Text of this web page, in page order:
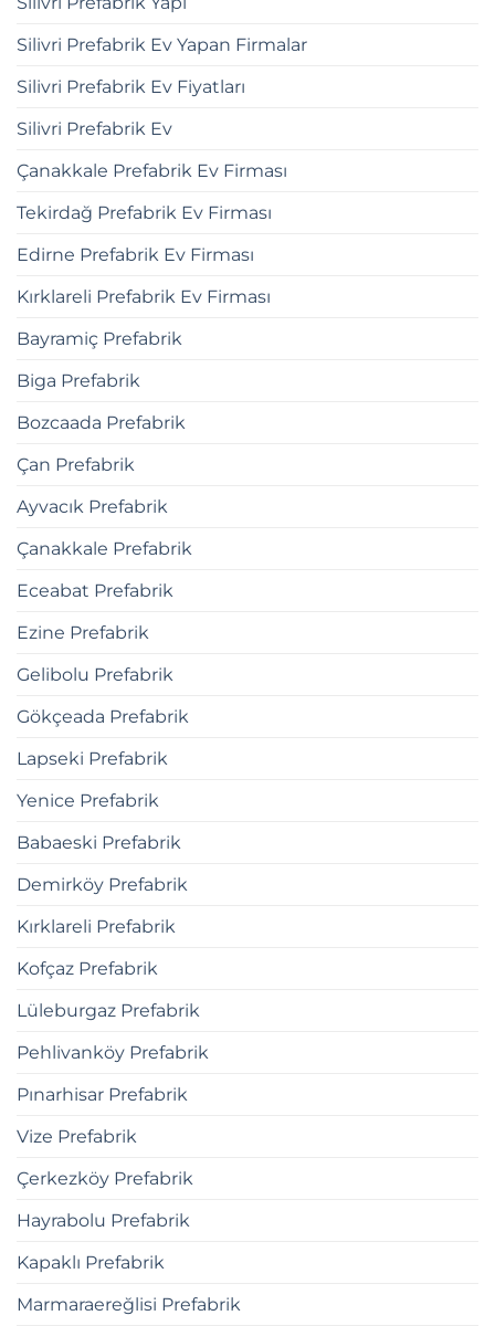
Silivri Prefabrik Ev Yapan Firmalar
Silivri Prefabrik Ev Fiyatları
Silivri Prefabrik Ev
Çanakkale Prefabrik Ev Firması
Tekirdağ Prefabrik Ev Firması
Edirne Prefabrik Ev Firması
Kırklareli Prefabrik Ev Firması
Bayramiç Prefabrik
Biga Prefabrik
Bozcaada Prefabrik
Çan Prefabrik
Ayvacık Prefabrik
Çanakkale Prefabrik
Eceabat Prefabrik
Ezine Prefabrik
Gelibolu Prefabrik
Gökçeada Prefabrik
Lapseki Prefabrik
Yenice Prefabrik
Babaeski Prefabrik
Demirköy Prefabrik
Kırklareli Prefabrik
Kofçaz Prefabrik
Lüleburgaz Prefabrik
Pehlivanköy Prefabrik
Pınarhisar Prefabrik
Vize Prefabrik
Çerkezköy Prefabrik
Hayrabolu Prefabrik
Kapaklı Prefabrik
Marmaraereğlisi Prefabrik